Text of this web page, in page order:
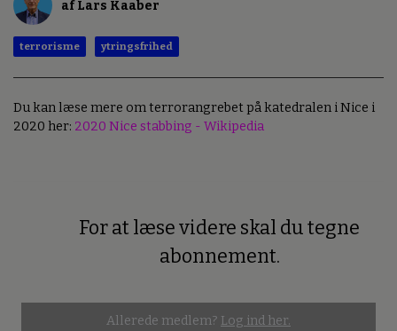
af Lars Kaaber
terrorisme ytringsfrihed
Du kan læse mere om terrorangrebet på katedralen i Nice i
2020 her: 2020 Nice stabbing - Wikipedia
For at læse videre skal du tegne
abonnement.
Allerede medlem? Log ind her.